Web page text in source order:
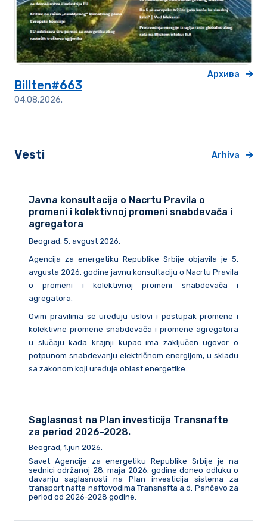
Billten#663
04.08.2026.
Архива
Vesti Arhiva
Javna konsultacija o Nacrtu Pravila o
promeni i kolektivnoj promeni snabdevača i
agregatora
Beograd, 5. avgust 2026.
Agencija za energetiku Republike Srbije objavila je 5.
avgusta 2026. godine javnu konsultaciju o Nacrtu Pravila
o promeni i kolektivnoj promeni snabdevača i
agregatora.
Ovim pravilima se uređuju uslovi i postupak promene i
kolektivne promene snabdevača i promene agregatora
u slučaju kada krajnji kupac ima zaključen ugovor o
potpunom snabdevanju električnom energijom, u skladu
sa zakonom koji uređuje oblast energetike.
Saglasnost na Plan investicija Transnafte
za period 2026-2028.
Beograd, 1.jun 2026.
Savet Agencije za energetiku Republike Srbije je na
sednici održanoj 28. maja 2026. godine doneo odluku o
davanju saglasnosti na Plan investicija sistema za
transport nafte naftovodima Transnafta a.d. Pančevo za
period od 2026-2028 godine.